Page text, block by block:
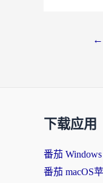
←
下载应用
番茄
番茄 macOS